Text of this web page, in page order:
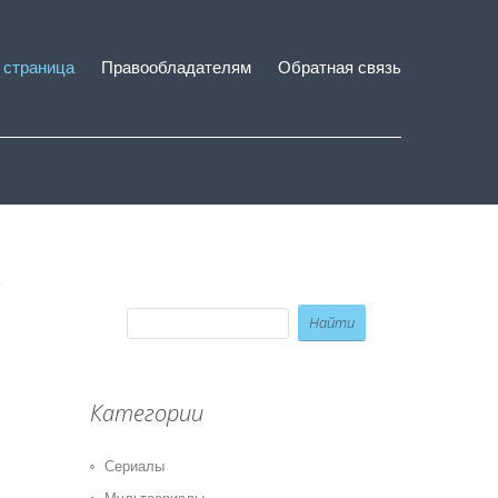
Правообладателям Обратная связь
Категории
Сериалы